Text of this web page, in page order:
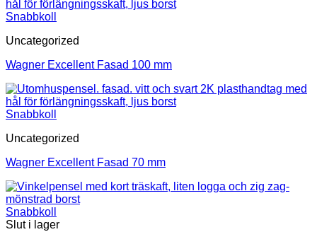
Snabbkoll
Uncategorized
Wagner Excellent Fasad 100 mm
Snabbkoll
Uncategorized
Wagner Excellent Fasad 70 mm
Snabbkoll
Slut i lager